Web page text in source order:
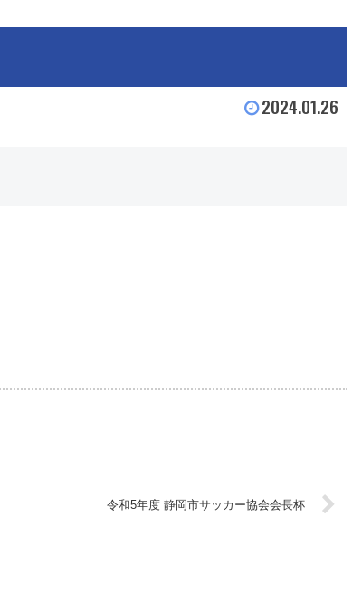
2024.01.26
令和5年度 静岡市サッカー協会会長杯